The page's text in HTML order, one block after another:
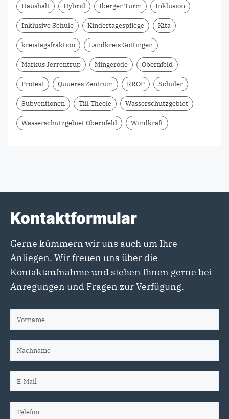
Haushalt Hybrid Iberger Turm Inklusion
Inklusive Schule Kindertagespflege Kita
kreistagsfraktion Landkreis Göttingen
Markus Jerrentrup Mingerode Obernfeld
Protest Quueres Zentrum RROP Schüler
Subventionen Till Theele Wasserschutzgebiet
Wasserschutzgebiet Obernfeld Windkraft
Kontaktformular
Gerne kümmern wir uns auch um Ihre
Anliegen. Wir freuen uns über die
Kontaktaufnahme und stehen Ihnen gerne bei
Anregungen und Fragen zur Verfügung.